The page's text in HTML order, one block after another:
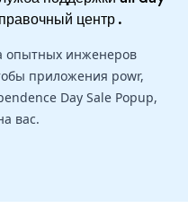
центр.
опытных инженеров
приложения powr,
Day Sale Popup,
вас.